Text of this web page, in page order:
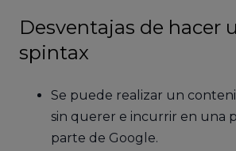
Desventajas de hacer
spintax
Se puede realizar un
sin querer e incurrir en una
parte de Google.